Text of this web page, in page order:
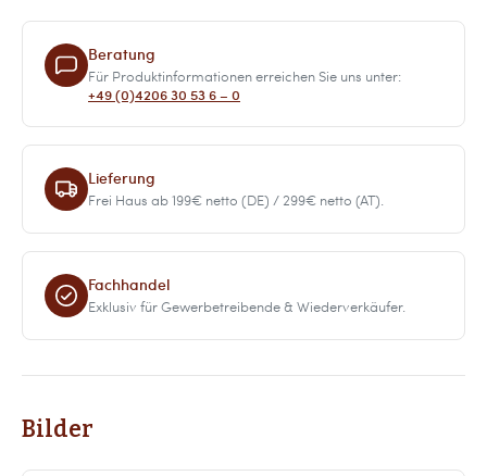
Beratung
Für Produktinformationen erreichen Sie uns unter:
+49 (0)4206 30 53 6 – 0
Lieferung
Frei Haus ab 199€ netto (DE) / 299€ netto (AT).
Fachhandel
Exklusiv für Gewerbetreibende & Wiederverkäufer.
Bilder